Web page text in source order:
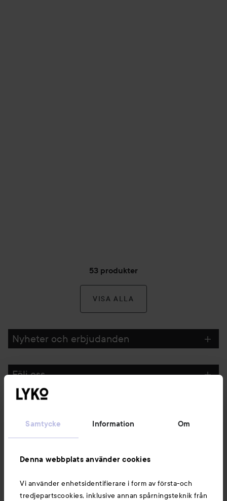
Samtycke Information Om
Denna webbplats använder cookies
Vi använder enhetsidentifierare i form av första-och
tredjepartscookies, inklusive annan spårningsteknik från
53 produkter
VISA ALLA
Nyheter och erbjudanden
Följ oss
Du kanske också gillar